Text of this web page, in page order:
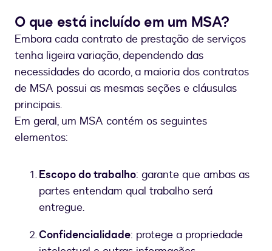
O que está incluído em um MSA?
Embora cada contrato de prestação de serviços
tenha ligeira variação, dependendo das
necessidades do acordo, a maioria dos contratos
de MSA possui as mesmas seções e cláusulas
principais.
Em geral, um MSA contém os seguintes
elementos:
Escopo do trabalho: garante que ambas as
partes entendam qual trabalho será
entregue.
Confidencialidade: protege a propriedade